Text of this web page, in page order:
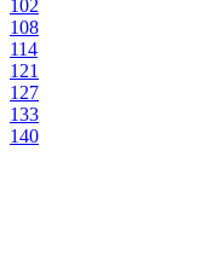
102
108
114
121
127
133
140